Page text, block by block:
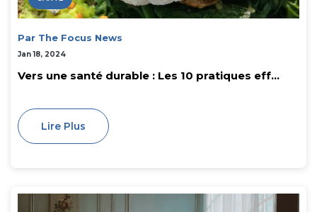
Par The Focus News
Jan 18, 2024
Vers une santé durable : Les 10 pratiques eff...
Lire Plus